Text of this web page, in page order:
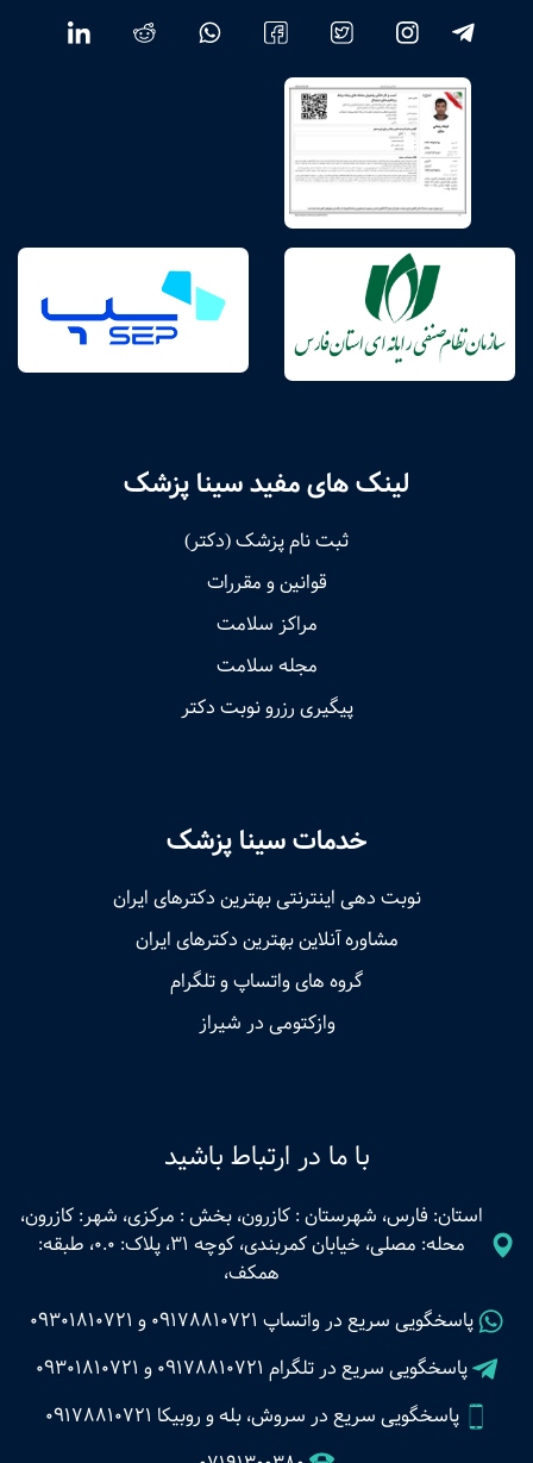
لینک های مفید سینا پزشک
ثبت نام پزشک (دکتر)
قوانین و مقررات
مراکز سلامت
مجله سلامت
پیگیری رزرو نوبت دکتر
خدمات سینا پزشک
نوبت‌ دهی اینترنتی بهترین دکترهای ایران
مشاوره آنلاین بهترین دکترهای ایران
گروه های واتساپ و تلگرام
وازکتومی در شیراز
با ما در ارتباط باشید
استان: فارس، شهرستان : کازرون، بخش : مرکزی، شهر: کازرون،
محله: مصلی، خیابان کمربندی، کوچه 31، پلاک: 0.0، طبقه:
همکف،
پاسخگویی سریع در واتساپ 09178810721 و 09301810721
پاسخگویی سریع در تلگرام 09178810721 و 09301810721
پاسخگویی سریع در سروش، بله و روبیکا 09178810721